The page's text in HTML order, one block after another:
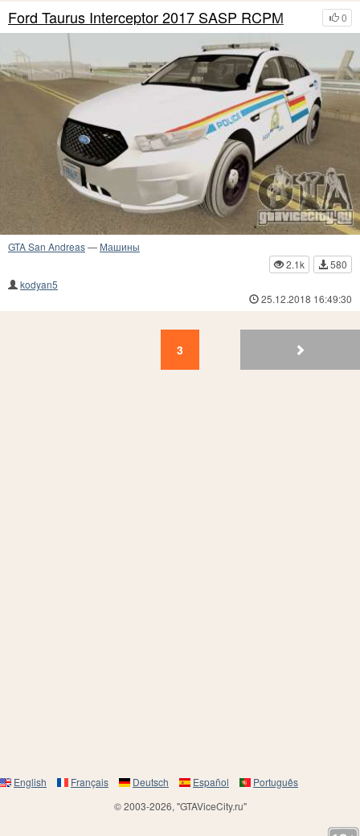
0
Ford Taurus Interceptor 2017 SASP RCPM
GTA San Andreas— Машины
2.1k
580
kodyan5
25.12.2018 16:49:30
2 1
3
English Français Deutsch Español
Português
© 2003-2026, "GTAViceCity.ru"